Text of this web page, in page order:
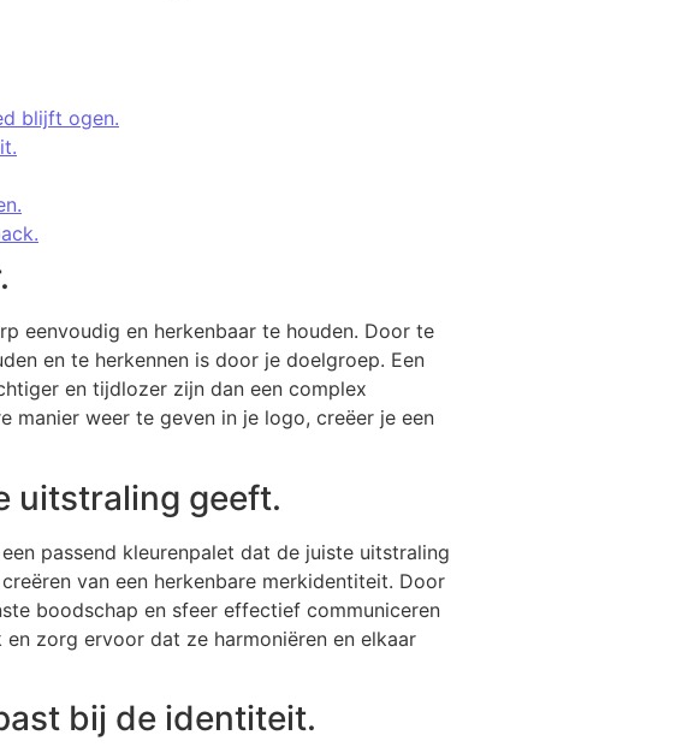
blijft ogen.
eenvoudig en herkenbaar te houden. Door te
en te herkennen is door je doelgroep. Een
en tijdlozer zijn dan een complex
manier weer te geven in je logo, creëer je een
uitstraling geeft.
passend kleurenpalet dat de juiste uitstraling
van een herkenbare merkidentiteit. Door
boodschap en sfeer effectief communiceren
zorg ervoor dat ze harmoniëren en elkaar
bij de identiteit.